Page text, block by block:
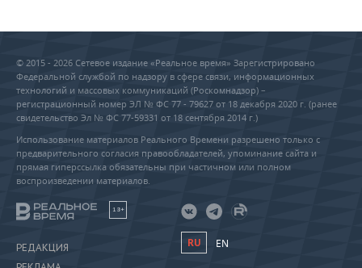
© 2015 - 2026 Сетевое издание «Реальное время» Зарегистрировано
Федеральной службой по надзору в сфере связи, информационных
технологий и массовых коммуникаций (Роскомнадзор) –
регистрационный номер ЭЛ № ФС 77 - 79627 от 18 декабря 2020 г. (ранее
свидетельство Эл № ФС 77-59331 от 18 сентября 2014 г.)
Использование материалов Реального Времени разрешено только с
предварительного согласия правообладателей, упоминание сайта и
прямая гиперссылка обязательны при частичном или полном
воспроизведении материалов.
18+
РЕДАКЦИЯ
RU EN